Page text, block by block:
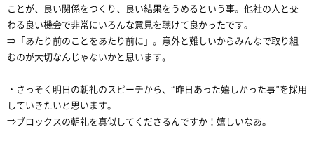
ことが、良い関係をつくり、良い結果をうめるという事。他社の人と交
わる良い機会で非常にいろんな意見を聴けて良かったです。
⇒「あたり前のことをあたり前に」。意外と難しいからみんなで取り組
むのが大切なんじゃないかと思います。
・さっそく明日の朝礼のスピーチから、“昨日あった嬉しかった事”を採用
していきたいと思います。
⇒ブロックスの朝礼を真似してくださるんですか！嬉しいなあ。